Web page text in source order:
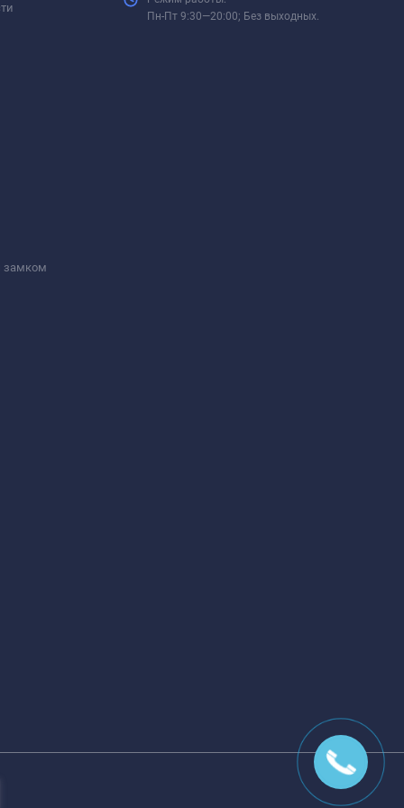
замком
Пн-Пт 9:30—20:00; Без выходных.